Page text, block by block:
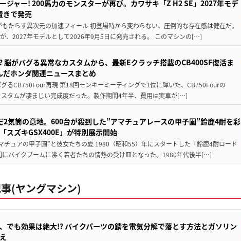
ジャー! 200馬力のモンスターが再び。カワサキ「Z H2 SE」2027年モデ
きで発売
たらす異次元の加速フィール 初登場時から変わらない、圧倒的な存在感は健在だ。
、2027年モデルとして2026年9月5日に発売される。 このマシンの[…]
脳がバグる異常なカスタムから、最新Eクラッチ搭載のCB400SF復活ま
ホンダ関連ニュースまとめ
るCB750Four再現 第18回モンキーミーティングで1位に輝いた、CB750Fourの
タムが凄まじい完成度だった。製作期間4年半、費用は実車が[…]
2気筒の意地。600台が殺到した”アマチュアレースの甲子園”鈴鹿4耐を彩
スズキGSX400E」が特別展示開始
チュアの甲子園”と彼女たちの夏 1980（昭和55）年にスタートした「鈴鹿4耐ロード
にバイクブームに沸く若者たちの情熱の受け皿となった。1980年代後半[…]
(ヤングマシン)
でも効果は絶大!? バイクパーツの錆を電気分解で落とす方法とガソリン